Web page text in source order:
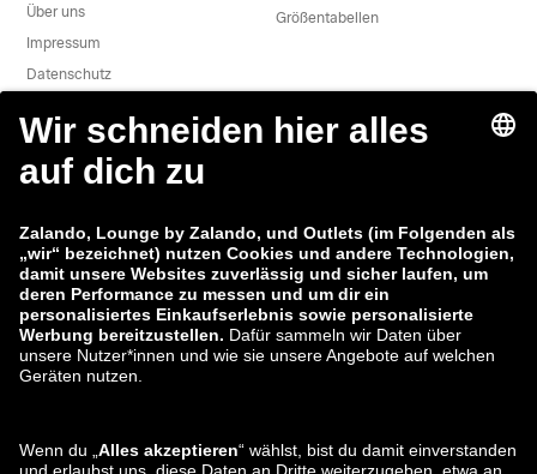
Über uns
Impressum
Datenschutz
AGB
Widerruf
Sicherheitslücke melden
Produktsicherheit
Größentabellen
Zalando-Gruppe
Zalando
Zahlungsmethoden